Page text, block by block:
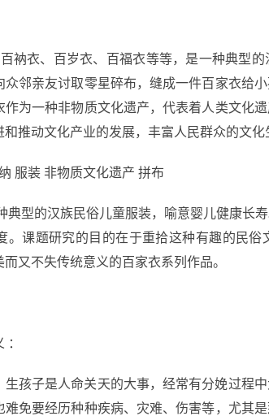
衲衣、百岁衣、百福衣等等，是一种典型的
众邻亲友讨取零星碎布，缝成一件百家衣给
作为一种非物质文化遗产，代表着人类文化
推动文化产业的发展，丰富人民群众的文化
服装 非物质文化遗产 拼布
典型的汉族民俗儿童服装，喻意婴儿健康长
。课题研究的目的在于重拾这种有趣的民
又不失传统意义的百家衣系列作品。
生孩子是人命关天的大事，经常有分娩过程
难免要经历种种疾病、灾难、伤害等，尤其